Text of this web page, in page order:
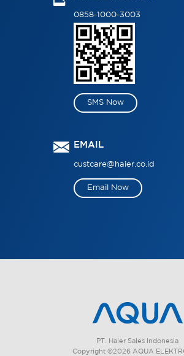
0858-1000-3003
SMS Now
EMAIL
custcare@haier.co.id
Email Now
PT. Haier Sales Indonesia
Copyright ©2026 AQUA